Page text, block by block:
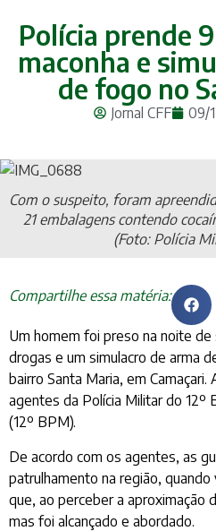
Polícia prende
maconha e
de fogo no
Jornal CFF 09/
Com o suspeito, foram
21 embalagens contendo
(Foto: Polícia
Compartilhe essa matéria:
Um homem foi preso na noite
drogas e um simulacro de arma
bairro Santa Maria, em
agentes da Polícia Militar do 12º
(12º BPM).
De acordo com os agentes, as
patrulhamento na região, quando
que, ao perceber a aproximação
mas foi alcançado e abordado.